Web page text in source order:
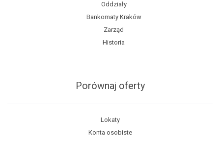
Oddziały
Bankomaty Kraków
Zarząd
Historia
Porównaj oferty
Lokaty
Konta osobiste